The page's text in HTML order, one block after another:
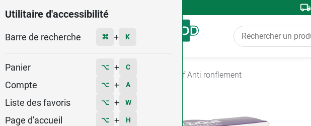
Utilitaire d'accessibilité
Barre de recherche ⌘ + K
Panier ⌥ + C
Compte ⌥ + A
Liste des favoris ⌥ + W
Page d'accueil ⌥ + H
Menu
Dispositif Anti ronflement